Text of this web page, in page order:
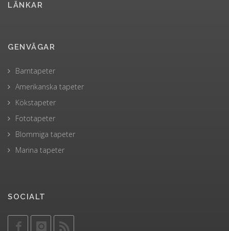
LÄNKAR
GENVÄGAR
Barntapeter
Amerikanska tapeter
Kökstapeter
Fototapeter
Blommiga tapeter
Marina tapeter
SOCIALT